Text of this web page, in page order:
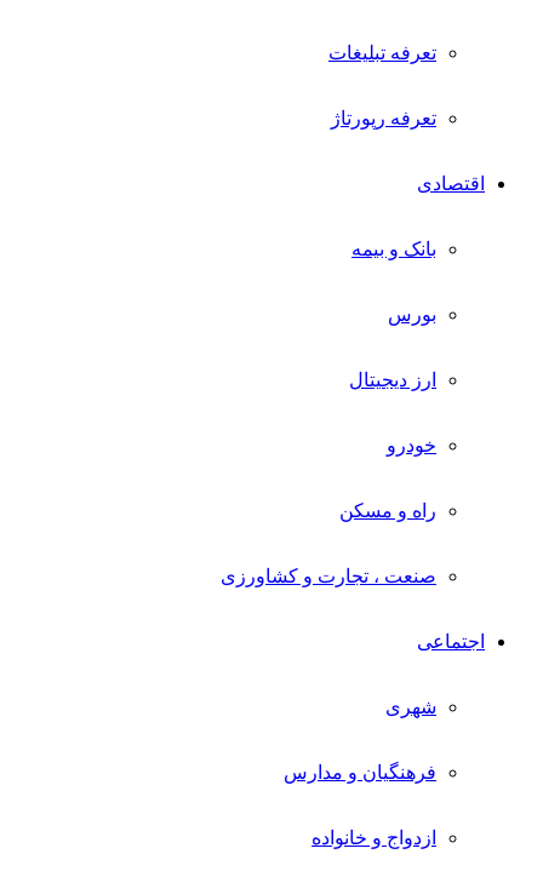
تعرفه تبلیغات
تعرفه رپورتاژ
اقتصادی
بانک و بیمه
بورس
ارز دیجیتال
خودرو
راه و مسکن
صنعت ، تجارت و کشاورزی
اجتماعی
شهری
فرهنگیان و مدارس
ازدواج و خانواده